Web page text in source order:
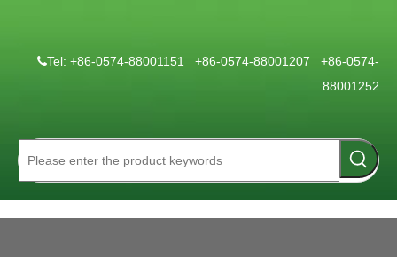
Tel: +86-0574-88001151 +86-0574-88001207 +86-0574-
88001252